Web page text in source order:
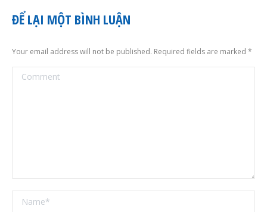
ĐỂ LẠI MỘT BÌNH LUẬN
Your email address will not be published. Required fields are marked *
Comment
Name *